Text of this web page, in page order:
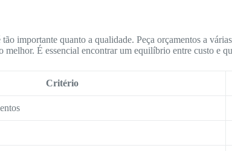
importante quanto a qualidade. Peça orçamentos a
melhor. É essencial encontrar um equilíbrio entre custo e
Critério